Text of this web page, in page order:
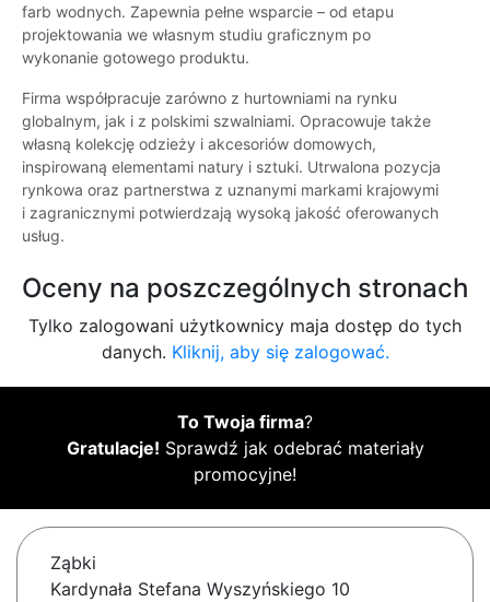
farb wodnych. Zapewnia pełne wsparcie – od etapu
projektowania we własnym studiu graficznym po
wykonanie gotowego produktu.
Firma współpracuje zarówno z hurtowniami na rynku
globalnym, jak i z polskimi szwalniami. Opracowuje także
własną kolekcję odzieży i akcesoriów domowych,
inspirowaną elementami natury i sztuki. Utrwalona pozycja
rynkowa oraz partnerstwa z uznanymi markami krajowymi
i zagranicznymi potwierdzają wysoką jakość oferowanych
usług.
Oceny na poszczególnych stronach
Tylko zalogowani użytkownicy maja dostęp do tych
danych. Kliknij, aby się zalogować.
To Twoja firma?
Gratulacje! Sprawdź jak odebrać materiały
promocyjne!
Ząbki
Kardynała Stefana Wyszyńskiego 10